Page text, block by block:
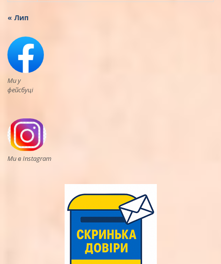
« Лип
Ми у
фейсбуці
Ми в Instagram